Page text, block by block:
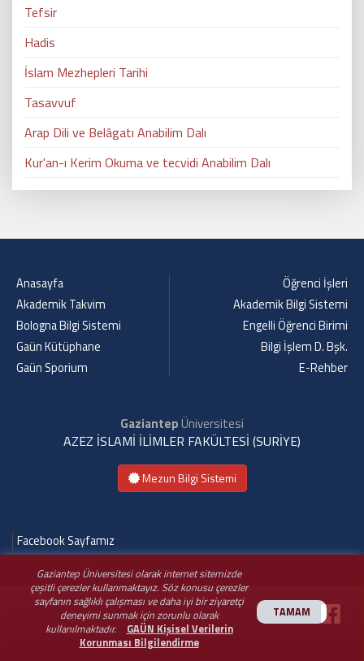
Gaziantep Üniversitesi olarak internet sitemizde
çeşitli çerezler kullanmaktayız. Söz konusu çerezler
sayfanın sağlıklı çalışması ve daha iyi bir ziyaretçi
deneyimi sunmak için zorunlu olarak
kullanılmaktadır.
GAÜN Kişisel Verilerin
Korunması Bilgilendirme
TAMAM
Tefsir
Hadis
İslam Mezhepleri Tarihi
Tasavvuf
Arap Dili ve Belâ​gatı Anabilim Dalı
Kur'an-ı Kerim Okuma ve tecvidi Anabilim Dalı
Anasayfa
Akademik Takvim
Bologna Bilgi Sistemi
Gaün Kütüphane
Gaün Sporium
Öğrenci İşleri
Akademik Bilgi Sistemi
Engelli Öğrenci Birimi
Bilgi İşlem D. Bşk.
E-Rehber
GaziantepÜniversitesi
AZEZ İSLAMİ İLİMLER FAKÜLTESİ (SURİYE)
Mezun Bilgi Sistemi
Facebook Sayfamız